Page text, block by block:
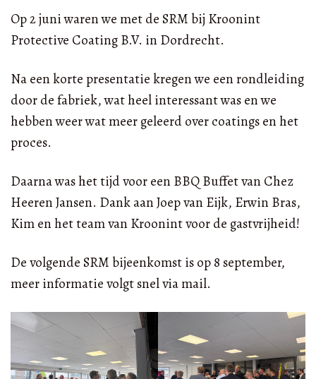
Op 2 juni waren we met de SRM bij Kroonint
Protective Coating B.V. in Dordrecht.
Na een korte presentatie kregen we een rondleiding
door de fabriek, wat heel interessant was en we
hebben weer wat meer geleerd over coatings en het
proces.
Daarna was het tijd voor een BBQ Buffet van Chez
Heeren Jansen. Dank aan Joep van Eijk, Erwin Bras,
Kim en het team van Kroonint voor de gastvrijheid!
De volgende SRM bijeenkomst is op 8 september,
meer informatie volgt snel via mail.